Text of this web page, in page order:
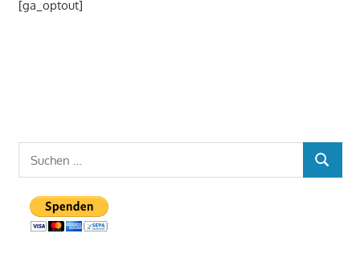
[ga_optout]
SUCHEN